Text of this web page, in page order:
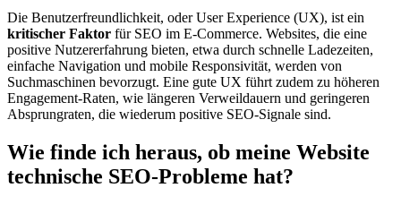
Die Benutzerfreundlichkeit, oder User Experience (UX), ist ein
kritischer Faktor für SEO im E-Commerce. Websites, die eine
positive Nutzererfahrung bieten, etwa durch schnelle Ladezeiten,
einfache Navigation und mobile Responsivität, werden von
Suchmaschinen bevorzugt. Eine gute UX führt zudem zu höheren
Engagement-Raten, wie längeren Verweildauern und geringeren
Absprungraten, die wiederum positive SEO-Signale sind.
Wie finde ich heraus, ob meine Website
technische SEO-Probleme hat?